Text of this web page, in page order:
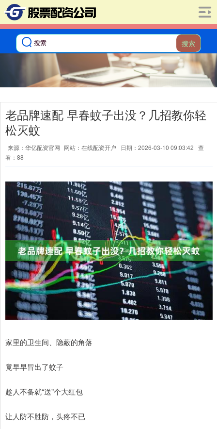
搜索
老品牌速配 早春蚊子出没？几招教你轻
松灭蚊
来源：华亿配资官网 网站：在线配资开户 日期：2026-03-10 09:03:42 查
看：88
家里的卫生间、隐蔽的角落
竟早早冒出了蚊子
趁人不备就“送”个大红包
让人防不胜防，头疼不已